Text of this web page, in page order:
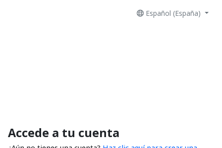
Español (España)
Accede a tu cuenta